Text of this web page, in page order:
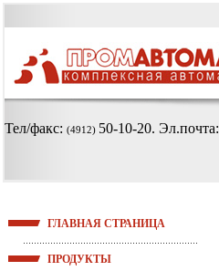
Тел/факс: (4912) 50-10-20. Эл.почта:
ГЛАВНАЯ СТРАНИЦА
ПРОДУКТЫ